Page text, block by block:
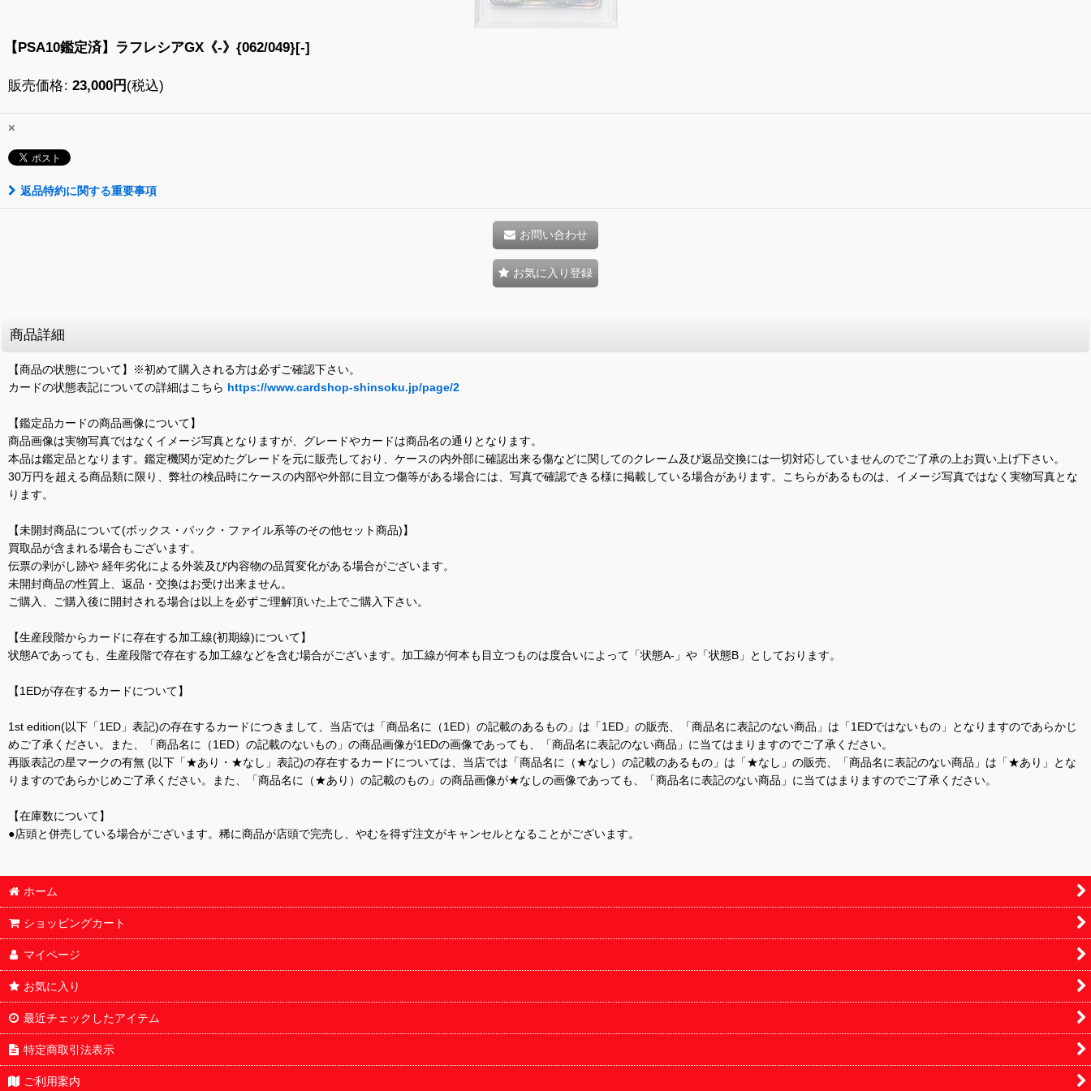
【PSA10鑑定済】ラフレシアGX《-》{062/049}[-]
販売価格: 23,000円 (税込)
×
返品特約に関する重要事項
お問い合わせ
お気に入り登録
商品詳細
【商品の状態について】※初めて購入される方は必ずご確認下さい。
カードの状態表記についての詳細はこちら https://www.cardshop-shinsoku.jp/page/2
【鑑定品カードの商品画像について】
商品画像は実物写真ではなくイメージ写真となりますが、グレードやカードは商品名の通りとなります。
本品は鑑定品となります。鑑定機関が定めたグレードを元に販売しており、ケースの内外部に確認出来る傷などに関してのクレーム及び返品交換には一切対応していませんのでご了承の上お買い上げ下さい。
30万円を超える商品類に限り、弊社の検品時にケースの内部や外部に目立つ傷等がある場合には、写真で確認できる様に掲載している場合があります。こちらがあるものは、イメージ写真ではなく実物写真とな
ります。
【未開封商品について(ボックス・パック・ファイル系等のその他セット商品)】
買取品が含まれる場合もございます。
伝票の剥がし跡や 経年劣化による外装及び内容物の品質変化がある場合がございます。
未開封商品の性質上、返品・交換はお受け出来ません。
ご購入、ご購入後に開封される場合は以上を必ずご理解頂いた上でご購入下さい。
【生産段階からカードに存在する加工線(初期線)について】
状態Aであっても、生産段階で存在する加工線などを含む場合がございます。加工線が何本も目立つものは度合いによって「状態A-」や「状態B」としております。
【1EDが存在するカードについて】
1st edition(以下「1ED」表記)の存在するカードにつきまして、当店では「商品名に（1ED）の記載のあるもの」は「1ED」の販売、「商品名に表記のない商品」は「1EDではないもの」となりますのであらかじ
めご了承ください。また、「商品名に（1ED）の記載のないもの」の商品画像が1EDの画像であっても、「商品名に表記のない商品」に当てはまりますのでご了承ください。
再販表記の星マークの有無 (以下「★あり・★なし」表記)の存在するカードについては、当店では「商品名に（★なし）の記載のあるもの」は「★なし」の販売、「商品名に表記のない商品」は「★あり」とな
りますのであらかじめご了承ください。また、「商品名に（★あり）の記載のもの」の商品画像が★なしの画像であっても、「商品名に表記のない商品」に当てはまりますのでご了承ください。
【在庫数について】
●店頭と併売している場合がございます。稀に商品が店頭で完売し、やむを得ず注文がキャンセルとなることがございます。
ホーム
ショッピングカート
マイページ
お気に入り
最近チェックしたアイテム
特定商取引法表示
ご利用案内